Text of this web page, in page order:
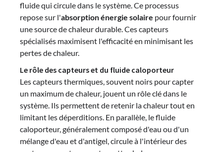
fluide qui circule dans le système. Ce processus
repose sur l'absorption énergie solaire pour fournir
une source de chaleur durable. Ces capteurs
spécialisés maximisent l'efficacité en minimisant les
pertes de chaleur.
Le rôle des capteurs et du fluide caloporteur
Les capteurs thermiques, souvent noirs pour capter
un maximum de chaleur, jouent un rôle clé dans le
système. Ils permettent de retenir la chaleur tout en
limitant les déperditions. En parallèle, le fluide
caloporteur, généralement composé d'eau ou d'un
mélange d'eau et d'antigel, circule à l'intérieur des